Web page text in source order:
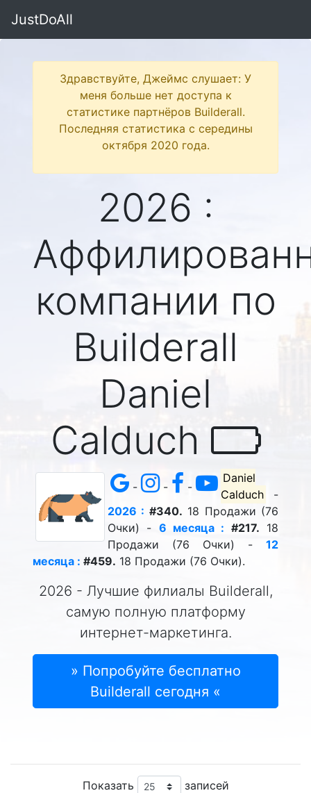
JustDoAll
Здравствуйте, Джеймс слушает: У
меня больше нет доступа к
статистике партнёров Builderall.
Последняя статистика с середины
октября 2020 года.
2026 :
компании по
Builderall
Daniel
Calduch
- - -
Daniel
Calduch
-
2026 : #340. 18 Продажи (76
Очки) - 6 месяца : #217. 18
Продажи (76 Очки) - 12
месяца : #459. 18 Продажи (76 Очки).
2026 - Лучшие филиалы Builderall,
самую полную платформу
интернет-маркетинга.
» Попробуйте бесплатно
Builderall сегодня «
Показать записей